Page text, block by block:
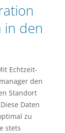
in den
Echtzeit-
den
Standort
Daten
zu
stets